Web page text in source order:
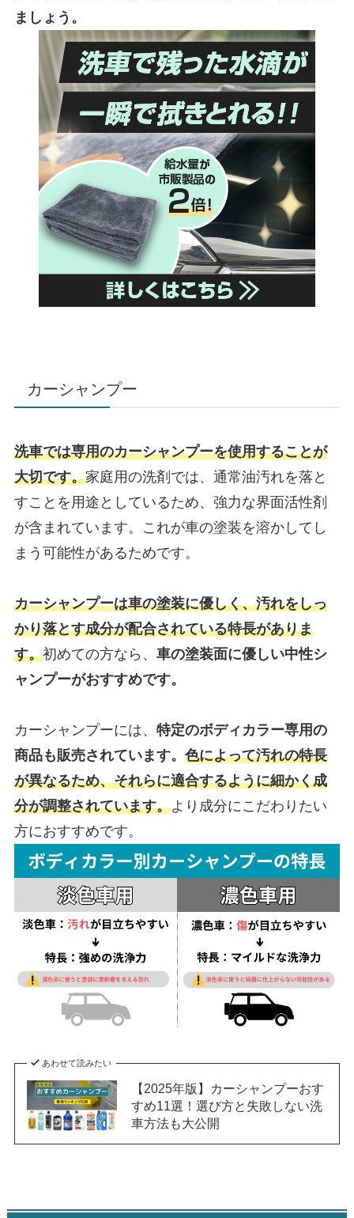
ましょう。
カーシャンプー
洗車では専用のカーシャンプーを使用することが
大切です。家庭用の洗剤では、通常油汚れを落と
すことを用途としているため、強力な界面活性剤
が含まれています。これが車の塗装を溶かしてし
まう可能性があるためです。
カーシャンプーは車の塗装に優しく、汚れをしっ
かり落とす成分が配合されている特長がありま
す。初めての方なら、 車の塗装面に優しい中性シ
ャンプーがおすすめです。
カーシャンプーには、 特定のボディカラー専用の
商品も販売されています。 色によって汚れの特長
が異なるため、それらに適合するように細かく成
分が調整されています。より成分にこだわりたい
方におすすめです。
あわせて読みたい
【2025年版】カーシャンプーおす
すめ11選！選び方と失敗しない洗
車方法も大公開